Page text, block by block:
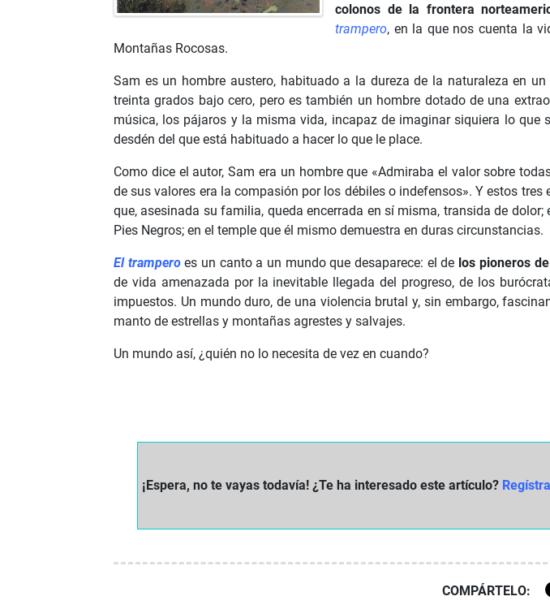
colonos de la frontera
trampero, en la que nos cuenta la
Montañas Rocosas.
Sam es un hombre austero, habituado a la dureza de la naturaleza en
treinta grados bajo cero, pero es también un hombre dotado de una
música, los pájaros y la misma vida, incapaz de imaginar siquiera lo
desdén del que está habituado a hacer lo que le place.
Como dice el autor, Sam era un hombre que «Admiraba el valor sobre
de sus valores era la compasión por los débiles o indefensos». Y estos
que, asesinada su familia, queda encerrada en sí misma, transida de
Pies Negros; en el temple que él mismo demuestra en duras circunstancias.
El tramperoes un canto a un mundo que desaparece: el de los pioneros
de vida amenazada por la inevitable llegada del progreso, de los
impuestos. Un mundo duro, de una violencia brutal y, sin embargo,
manto de estrellas y montañas agrestes y salvajes.
Un mundo así, ¿quién no lo necesita de vez en cuando?
¡Espera, no te vayas todavía! ¿Te ha interesado este artículo?
COMPÁRTELO: